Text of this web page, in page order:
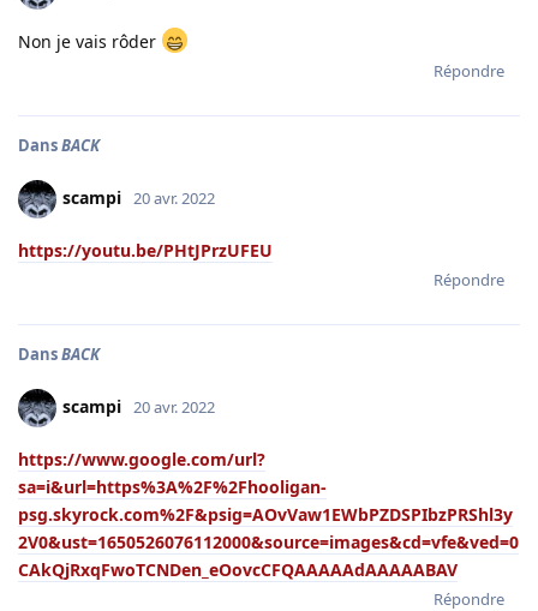
Non je vais rôder
Répondre
DansBACK
scampi 20 avr. 2022
https://youtu.be/PHtJPrzUFEU
Répondre
DansBACK
scampi 20 avr. 2022
https://www.google.com/url?
sa=i&url=https%3A%2F%2Fhooligan-
psg.skyrock.com%2F&psig=AOvVaw1EWbPZDSPIbzPRShl3y
2V0&ust=1650526076112000&source=images&cd=vfe&ved=0
CAkQjRxqFwoTCNDen_eOovcCFQAAAAAdAAAAABAV
Répondre